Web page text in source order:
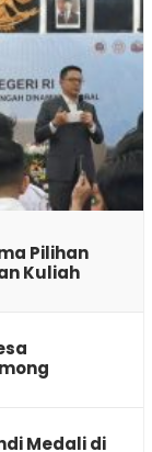
Pilihan
Kuliah
Medali di